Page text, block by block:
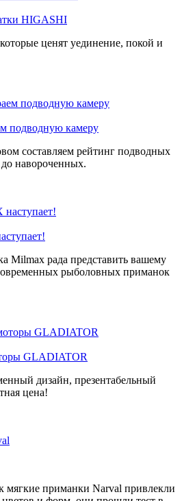
HIGASHI
ценят уединение, покой и
подводную камеру
составляем рейтинг подводных
навороченных.
Milmax рада представить вашему
рыболовных приманок
GLADIATOR
дизайн, презентабельный
цена!
мягкие приманки Narval привлекли